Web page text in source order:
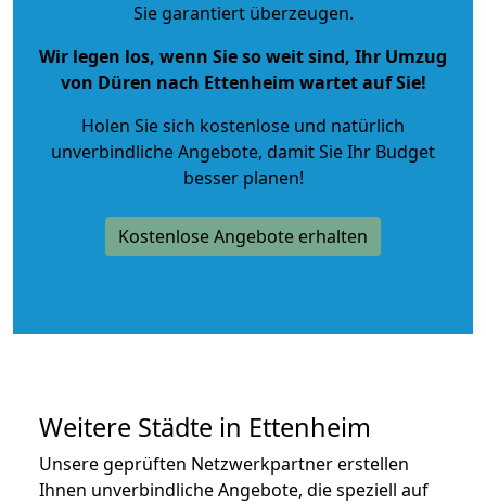
Sie garantiert überzeugen.
Wir legen los, wenn Sie so weit sind, Ihr Umzug
von Düren nach Ettenheim wartet auf Sie!
Holen Sie sich kostenlose und natürlich
unverbindliche Angebote, damit Sie Ihr Budget
besser planen!
Kostenlose Angebote erhalten
Weitere Städte in Ettenheim
Unsere geprüften Netzwerkpartner erstellen
Ihnen unverbindliche Angebote, die speziell auf